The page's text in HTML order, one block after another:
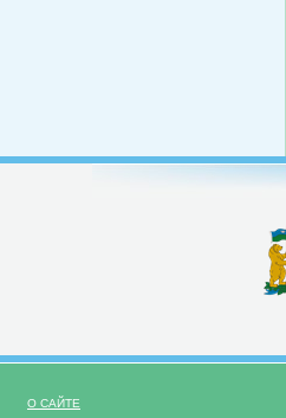
О САЙТЕ